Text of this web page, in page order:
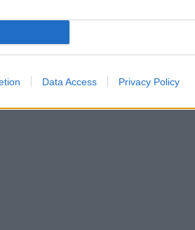
Data Access Privacy Policy
άκουσαν μία κραυγή